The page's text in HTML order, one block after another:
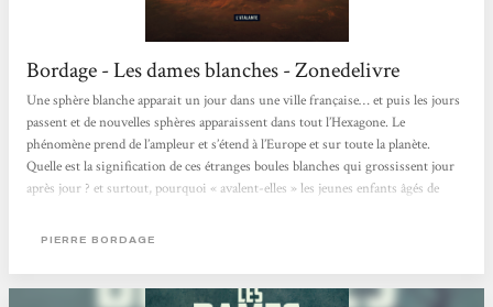
Bordage - Les dames blanches - Zonedelivre
Une sphère blanche apparait un jour dans une ville française… et puis les jours
passent et de nouvelles sphères apparaissent dans tout l’Hexagone. Le
phénomène prend de l’ampleur et s’étend à l’Europe et sur toute la planète.
Quelle est la signification de ces étranges boules blanches qui grossissent jour
après jour ? et surtout, pourquoi « avalent-elles » les jeunes enfants âgés de
coeur !! Cette découverte des romans, déjà nombreux de l’auteur français...
PIERRE BORDAGE